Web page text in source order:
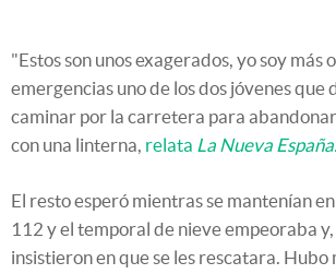
"Estos son unos exagerados, yo soy más
emergencias uno de los dos jóvenes que
caminar por la carretera para
con una linterna, relata La Nueva España.
El resto esperó mientras se mantenían
112 y el temporal de nieve empeoraba
insistieron en que se les rescatara. Hubo